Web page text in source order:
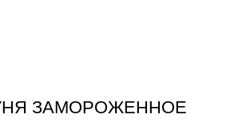
ЗАМОРОЖЕННОЕ